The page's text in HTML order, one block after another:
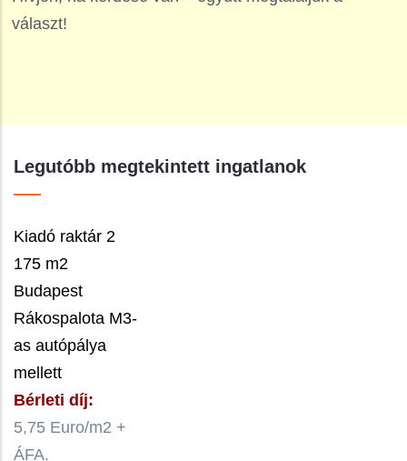
választ!
Legutóbb megtekintett ingatlanok
Kiadó raktár 2
175 m2
Budapest
Rákospalota M3-
as autópálya
mellett
Bérleti díj:
5,75 Euro/m2 +
ÁFA.